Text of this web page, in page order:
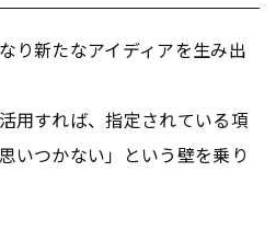
り新たなアイディアを生み出
用すれば、指定されている項
いつかない」という壁を乗り